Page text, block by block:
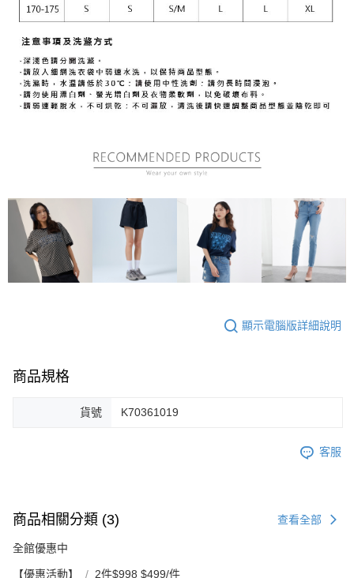
顯示電腦版詳細說明
商品規格
貨號 K70361019
客服
商品相關分類 (3) 查看全部
全館優惠中
【優惠活動】 2件$998 $499/件